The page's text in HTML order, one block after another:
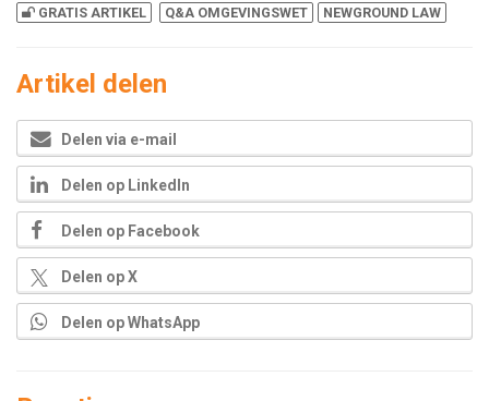
GRATIS ARTIKEL Q&A OMGEVINGSWET NEWGROUND LAW
Artikel delen
Delen via e-mail
Delen op LinkedIn
Delen op Facebook
Delen op X
Delen op WhatsApp